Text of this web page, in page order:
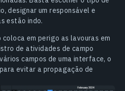
designar um responsável e
estão indo.
em perigo as lavouras em
de atividades de campo
campos de uma interface, o
evitar a propagação de